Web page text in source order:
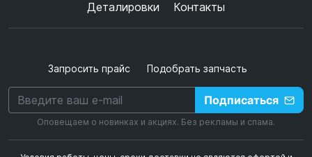
Деталировки Контакты
Запросить прайс Подобрать запчасть
Подписаться
Оповещаем о новинках и акциях. Без рекламы и спама.